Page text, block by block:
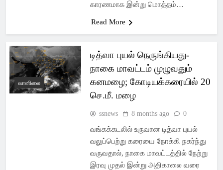
காரணமாக இன்று மொத்தம்…
Read More
வானிலை
டித்வா புயல் நெருங்கியது-
நாகை மாவட்டம் முழுவதும்
கனமழை; கோடியக்கரையில் 20
செ.மீ. மழை
ssnews 8 months ago 0
வங்கக்கடலில் உருவான டித்வா புயல்
வலுப்பெற்று கரையை நோக்கி நகர்ந்து
வருவதால், நாகை மாவட்டத்தில் நேற்று
இரவு முதல் இன்று அதிகாலை வரை